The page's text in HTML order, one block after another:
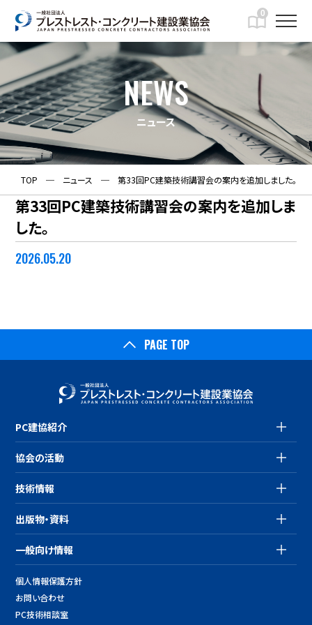
0
NEWS
ニュース
TOP ─ ニュース ─ 第33回PC建築技術講習会の案内を追加しました。
第33回PC建築技術講習会の案内を追加しま
した。
2026.05.20
PAGE TOP
PC建協紹介
協会の活動
技術情報
出版物・資料
一般向け情報
個人情報保護方針
お問い合わせ
PC技術相談室